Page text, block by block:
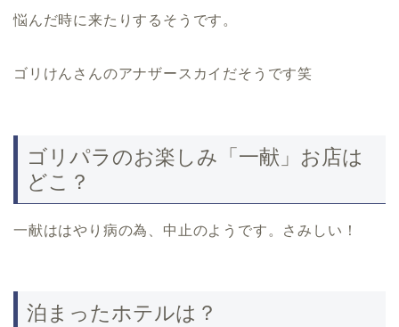
悩んだ時に来たりするそうです。
ゴリけんさんのアナザースカイだそうです笑
ゴリパラのお楽しみ「一献」お店は
どこ？
一献ははやり病の為、中止のようです。さみしい！
泊まったホテルは？